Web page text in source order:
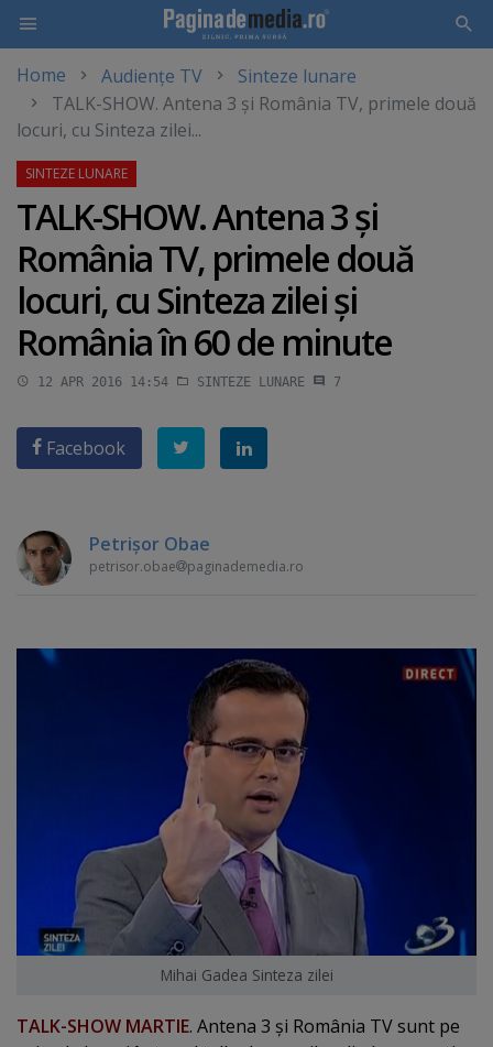
main
content
Home Audiențe TV
Sinteze lunare
TALK-SHOW. Antena 3 şi România TV, primele două
locuri, cu Sinteza zilei...
TALK-SHOW. Antena 3 şi
România TV, primele două
locuri, cu Sinteza zilei şi
România în 60 de minute
12 APR 2016 14:54 SINTEZE LUNARE 7
Facebook
Petrişor Obae
petrisor.obae paginademedia.ro
Mihai Gadea Sinteza zilei
TALK-SHOW MARTIE. Antena 3 şi România TV sunt pe